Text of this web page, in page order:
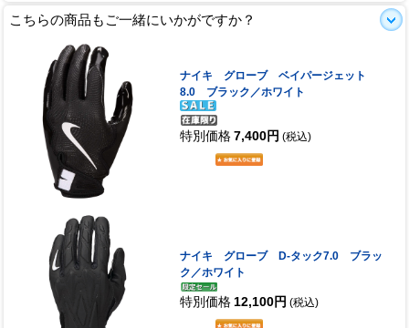
こちらの商品もご一緒にいかがですか？
ナイキ グローブ ベイパージェット
8.0 ブラック／ホワイト
特別価格 7,400円 (税込)
ナイキ グローブ D-タック7.0 ブラッ
ク／ホワイト
特別価格 12,100円 (税込)